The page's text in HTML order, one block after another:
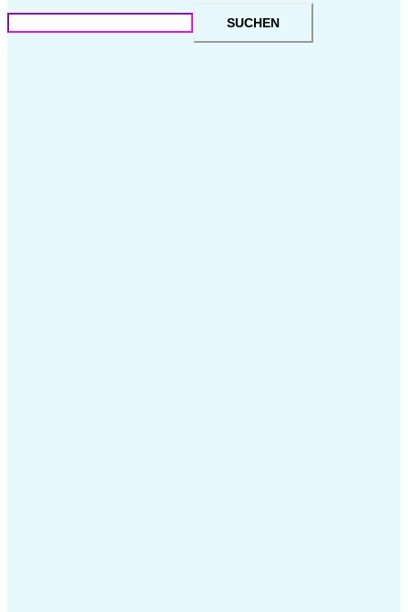
SUCHEN